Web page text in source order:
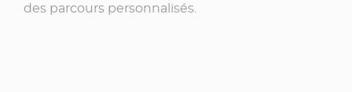
des parcours personnalisés.